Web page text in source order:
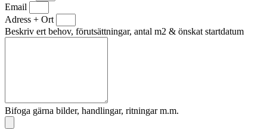
Email
Adress + Ort
Beskriv ert behov, förutsättningar, antal m2 & önskat startdatum
Bifoga gärna bilder, handlingar, ritningar m.m.